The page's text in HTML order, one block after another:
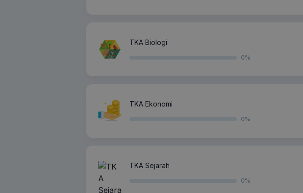
TKA Biologi
0%
TKA Ekonomi
0%
TKA Sejarah
0%